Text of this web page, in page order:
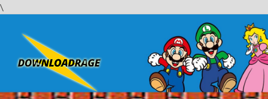
\
Website tải phần mềm nhanh và miễn phí